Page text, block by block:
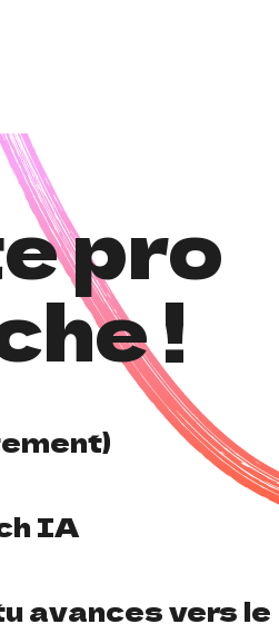
pro
!
IA
avances vers le